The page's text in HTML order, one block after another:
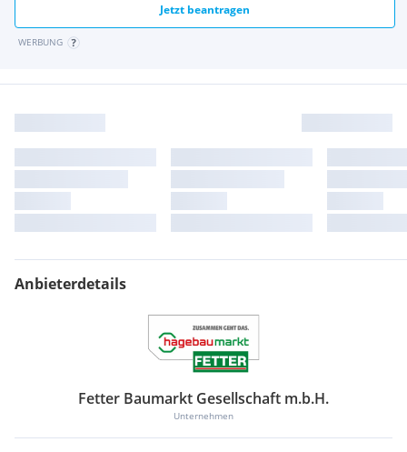
Jetzt beantragen
WERBUNG
Anbieterdetails
Fetter Baumarkt Gesellschaft m.b.H.
Unternehmen